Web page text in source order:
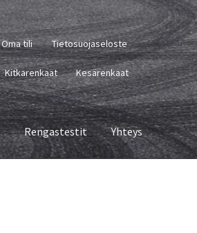
Oma tili Tietosuojaseloste
Kitkarenkaat Kesärenkaat
Rengastestit Yhteys